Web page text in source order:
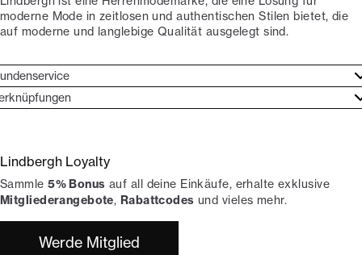
moderne Mode in zeitlosen und authentischen Stilen bietet, die
auf moderne und langlebige Qualität ausgelegt sind.
widerrufen
Lindbergh-Botschafter
Lindbergh Loyalty
Sammle5% Bonus auf all deine Einkäufe, erhalte exklusive
Mitgliederangebote, Rabattcodes und vieles mehr.
Werde Mitglied